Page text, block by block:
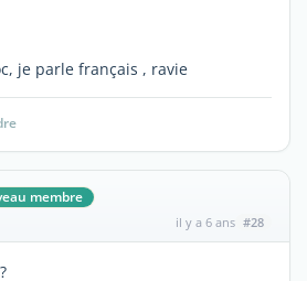
je parle français , ravie
membre
il y a 6 ans #28